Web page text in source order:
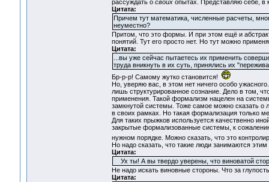
рассуждать о своихопытах. Представляю себе, в
Цитата:
Причем тут математика, численные расчеты,
неуместно?
Притом, что это формы. И при этом ещё и
понятий. Тут его просто нет. Но тут можно
Цитата:
...вы уже сейчас пытаетесь их применить
труда вникнуть в их суть, принялись их
Бр-р-р! Самому жутко становится!
Но, уверяю вас, в этом нет ничего особо
лишь структурированное сознание. Дело в том,
применения. Такой формализм нацелен на
замкнутой системы. Тоже самое можно сказать о
в своих рамках. Но такая формализация только
Для таких прыжков используется качественно
закрытые формализованные системы, к
нужном порядке. Можно сказать, что это
Но надо сказать, что такие люди занимаются
Цитата:
Ух ты! А вы твердо уверены, что виноватой
Не надо искать виновные стороны. Что за
Цитата: